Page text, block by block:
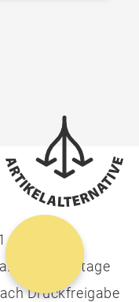
20 Arbeitstage
Druckfreigabe